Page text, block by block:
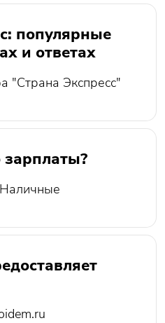
популярные
и ответах
"Страна Экспресс"